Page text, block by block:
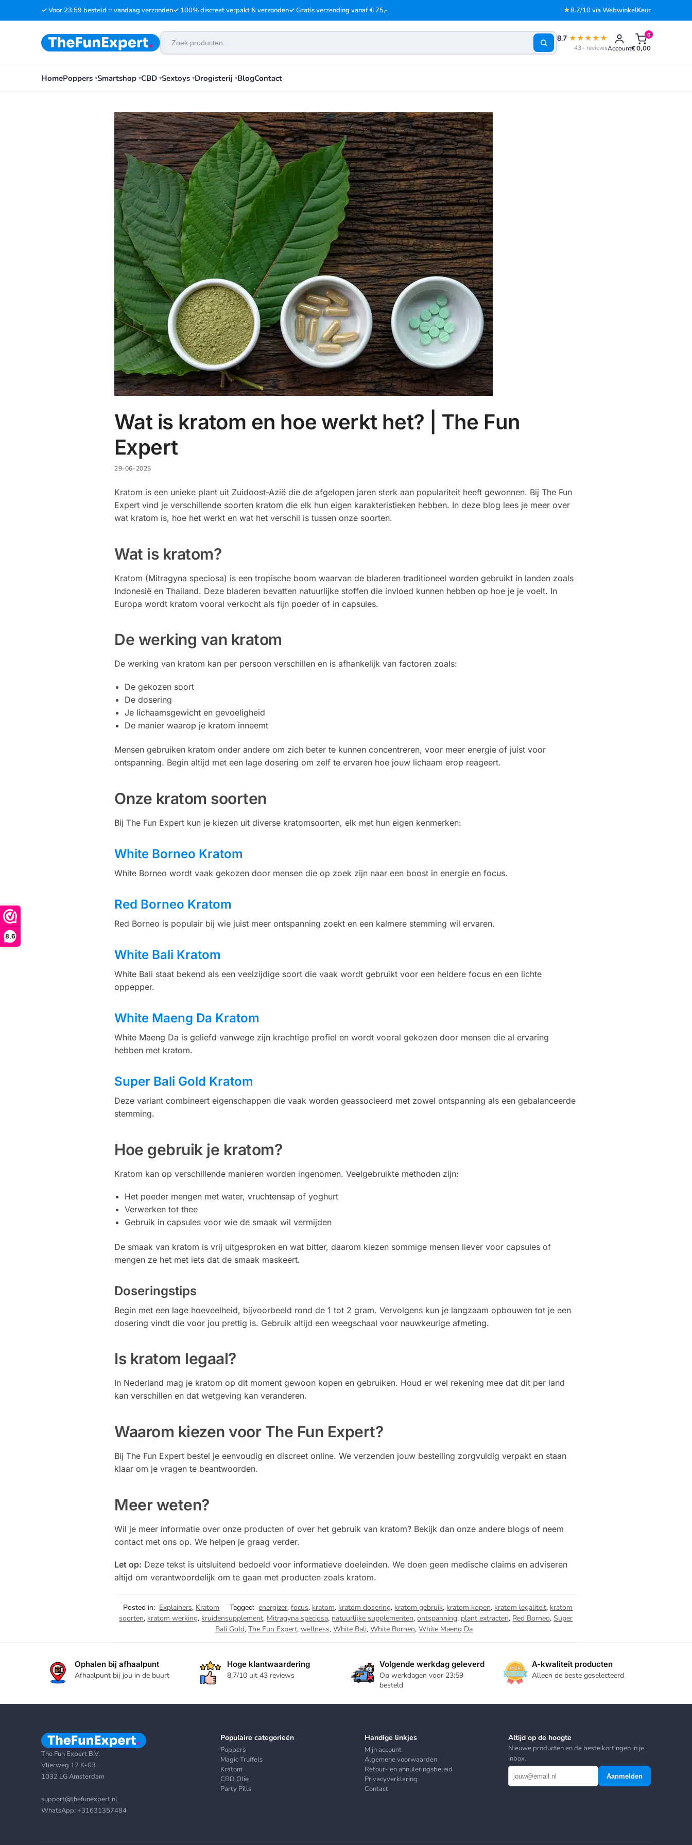
8,6
✓ Voor 23:59 besteld = vandaag verzonden✓ 100% discreet verpakt & verzonden✓ Gratis verzending vanaf € 75,- ★8.7/10 via WebwinkelKeur
8.7 ★★★★★
43+ reviewsAccount€0,00
0
HomePoppers Smartshop CBD Sextoys Drogisterij BlogContact
Wat is kratom en hoe werkt het? | The Fun
Expert
29-06-2025
Kratom is een unieke plant uit Zuidoost-Azië die de afgelopen jaren sterk aan populariteit heeft gewonnen. Bij The Fun
Expert vind je verschillende soorten kratom die elk hun eigen karakteristieken hebben. In deze blog lees je meer over
wat kratom is, hoe het werkt en wat het verschil is tussen onze soorten.
Wat is kratom?
Kratom (Mitragyna speciosa) is een tropische boom waarvan de bladeren traditioneel worden gebruikt in landen zoals
Indonesië en Thailand. Deze bladeren bevatten natuurlijke stoffen die invloed kunnen hebben op hoe je je voelt. In
Europa wordt kratom vooral verkocht als fijn poeder of in capsules.
De werking van kratom
De werking van kratom kan per persoon verschillen en is afhankelijk van factoren zoals:
De gekozen soort
De dosering
Je lichaamsgewicht en gevoeligheid
De manier waarop je kratom inneemt
Mensen gebruiken kratom onder andere om zich beter te kunnen concentreren, voor meer energie of juist voor
ontspanning. Begin altijd met een lage dosering om zelf te ervaren hoe jouw lichaam erop reageert.
Onze kratom soorten
Bij The Fun Expert kun je kiezen uit diverse kratomsoorten, elk met hun eigen kenmerken:
White Borneo Kratom
White Borneo wordt vaak gekozen door mensen die op zoek zijn naar een boost in energie en focus.
Red Borneo Kratom
Red Borneo is populair bij wie juist meer ontspanning zoekt en een kalmere stemming wil ervaren.
White Bali Kratom
White Bali staat bekend als een veelzijdige soort die vaak wordt gebruikt voor een heldere focus en een lichte
oppepper.
White Maeng Da Kratom
White Maeng Da is geliefd vanwege zijn krachtige profiel en wordt vooral gekozen door mensen die al ervaring
hebben met kratom.
Super Bali Gold Kratom
Deze variant combineert eigenschappen die vaak worden geassocieerd met zowel ontspanning als een gebalanceerde
stemming.
Hoe gebruik je kratom?
Kratom kan op verschillende manieren worden ingenomen. Veelgebruikte methoden zijn:
Het poeder mengen met water, vruchtensap of yoghurt
Verwerken tot thee
Gebruik in capsules voor wie de smaak wil vermijden
De smaak van kratom is vrij uitgesproken en wat bitter, daarom kiezen sommige mensen liever voor capsules of
mengen ze het met iets dat de smaak maskeert.
Doseringstips
Begin met een lage hoeveelheid, bijvoorbeeld rond de 1 tot 2 gram. Vervolgens kun je langzaam opbouwen tot je een
dosering vindt die voor jou prettig is. Gebruik altijd een weegschaal voor nauwkeurige afmeting.
Is kratom legaal?
In Nederland mag je kratom op dit moment gewoon kopen en gebruiken. Houd er wel rekening mee dat dit per land
kan verschillen en dat wetgeving kan veranderen.
Waarom kiezen voor The Fun Expert?
Bij The Fun Expert bestel je eenvoudig en discreet online. We verzenden jouw bestelling zorgvuldig verpakt en staan
klaar om je vragen te beantwoorden.
Meer weten?
Wil je meer informatie over onze producten of over het gebruik van kratom? Bekijk dan onze andere blogs of neem
contact met ons op. We helpen je graag verder.
Let op: Deze tekst is uitsluitend bedoeld voor informatieve doeleinden. We doen geen medische claims en adviseren
altijd om verantwoordelijk om te gaan met producten zoals kratom.
Posted in: Explainers, Kratom Tagged: energizer,focus, kratom, kratom dosering, kratom gebruik, kratom kopen, kratom legaliteit, kratom
soorten, kratom werking, kruidensupplement, Mitragyna speciosa, natuurlijke supplementen,ontspanning, plant extracten, Red Borneo,Super
Bali Gold, The Fun Expert, wellness, White Bali, White Borneo, White Maeng Da
Ophalen bij afhaalpunt
Afhaalpunt bij jou in de buurt
Hoge klantwaardering
8.7/10 uit 43 reviews
Volgende werkdag geleverd
Op werkdagen voor 23:59
besteld
A-kwaliteit producten
Alleen de beste geselecteerd
The Fun Expert B.V.
Vlierweg 12 K-03
1032 LG Amsterdam
support@thefunexpert.nl
WhatsApp: +31631357484
Populaire categorieën
Poppers
Magic Truffels
Kratom
CBD Olie
Party Pills
Handige linkjes
Mijn account
Algemene voorwaarden
Retour- en annuleringsbeleid
Privacyverklaring
Contact
Altijd op de hoogte
Nieuwe producten en de beste kortingen in je
inbox.
Aanmelden